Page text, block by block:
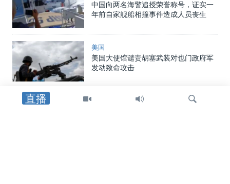
直播
中国向两名海警追授荣誉称号，证实一
年前自家舰船相撞事件造成人员丧生
美国
美国大使馆谴责胡塞武装对也门政府军
发动致命攻击